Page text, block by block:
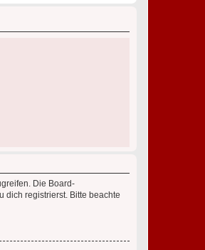
Die Board-
dich registrierst. Bitte beachte